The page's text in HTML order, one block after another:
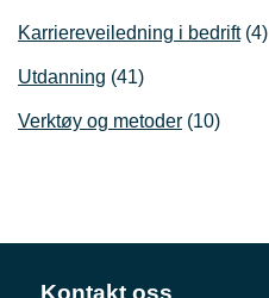
Karriereveiledning i bedrift(4)
Utdanning (41)
Verktøy og metoder (10)
Kontakt oss